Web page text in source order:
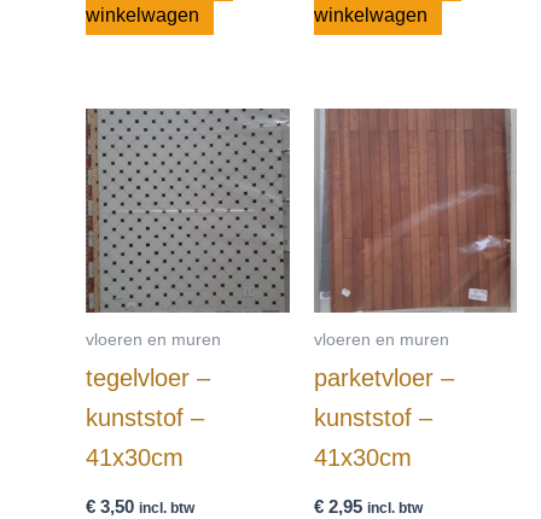
winkelwagen
winkelwagen
vloeren en muren
tegelvloer –
kunststof –
41x30cm
€ 3,50 incl. btw
vloeren en muren
parketvloer –
kunststof –
41x30cm
€2,95 incl. btw